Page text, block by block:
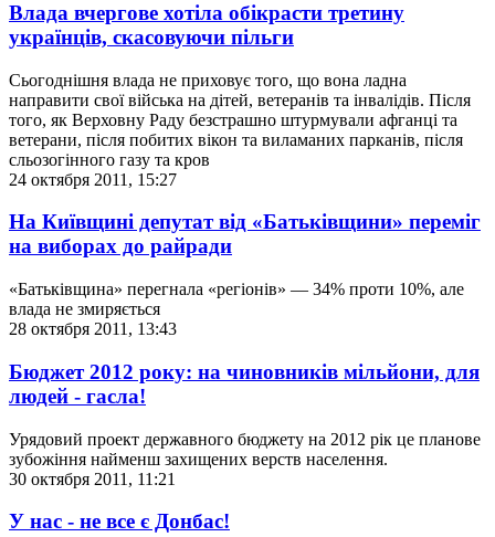
Влада вчергове хотіла обікрасти третину
українців, скасовуючи пільги
Сьогоднішня влада не приховує того, що вона ладна
направити свої війська на дітей, ветеранів та інвалідів. Після
того, як Верховну Раду безстрашно штурмували афганці та
ветерани, після побитих вікон та виламаних парканів, після
сльозогінного газу та кров
24 октября 2011, 15:27
На Київщині депутат від «Батьківщини» переміг
на виборах до райради
«Батьківщина» перегнала «регіонів» — 34% проти 10%, але
влада не змиряється
28 октября 2011, 13:43
Бюджет 2012 року: на чиновників мільйони, для
людей - гасла!
Урядовий проект державного бюджету на 2012 рік це планове
зубожіння найменш захищених верств населення.
30 октября 2011, 11:21
У нас - не все є Донбас!